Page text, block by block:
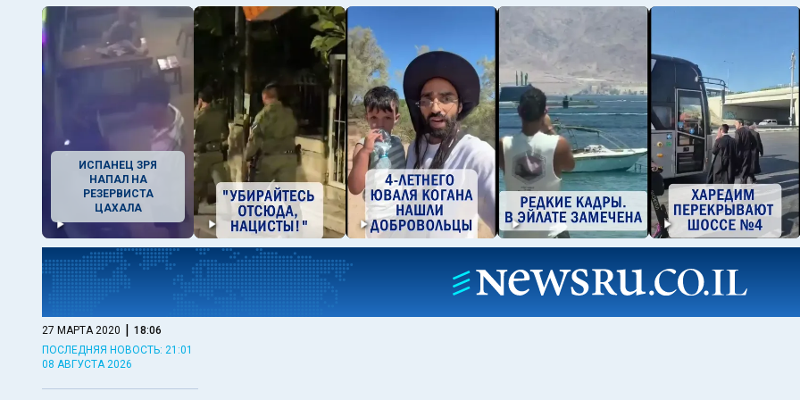
ИСПАНЕЦ ЗРЯ
НАПАЛ НА
РЕЗЕРВИСТА
ЦАХАЛА
27 МАРТА 2020 | 18:06
ПОСЛЕДНЯЯ НОВОСТЬ: 21:01
08 АВГУСТА 2026